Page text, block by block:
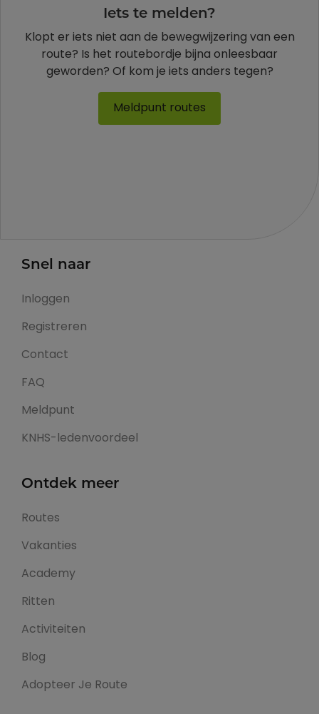
Iets te melden?
Klopt er iets niet aan de bewegwijzering van een
route? Is het routebordje bijna onleesbaar
geworden? Of kom je iets anders tegen?
Meldpunt routes
Snel naar
Inloggen
Registreren
Contact
FAQ
Meldpunt
KNHS-ledenvoordeel
Ontdek meer
Routes
Vakanties
Academy
Ritten
Activiteiten
Blog
Adopteer Je Route